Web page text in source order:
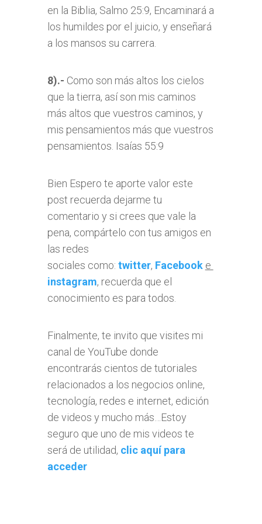
en la Biblia, Salmo 25:9, Encaminará a
los humildes por el juicio, y enseñará
a los mansos su carrera.
8).- Como son más altos los cielos
que la tierra, así son mis caminos
más altos que vuestros caminos, y
mis pensamientos más que vuestros
pensamientos. Isaías 55:9
Bien Espero te aporte valor este
post recuerda dejarme tu
comentario y si crees que vale la
pena, compártelo con tus amigos en
las redes
sociales como: twitter, Facebook e
instagram, recuerda que el
conocimiento es para todos.
Finalmente, te invito que visites mi
canal de YouTube donde
encontrarás cientos de tutoriales
relacionados a los negocios online,
tecnología, redes e internet, edición
de videos y mucho más…Estoy
seguro que uno de mis videos te
será de utilidad, clic aquí para
acceder